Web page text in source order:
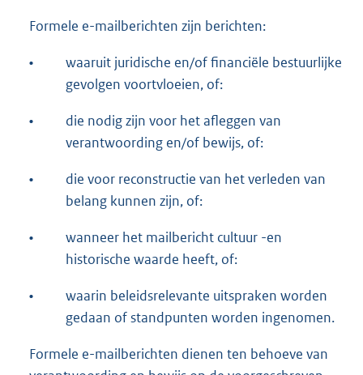
Formele e-mailberichten zijn berichten:
•
waaruit juridische en/of financiële bestuurlijke
gevolgen voortvloeien, of:
•
die nodig zijn voor het afleggen van
verantwoording en/of bewijs, of:
•
die voor reconstructie van het verleden van
belang kunnen zijn, of:
•
wanneer het mailbericht cultuur -en
historische waarde heeft, of:
•
waarin beleidsrelevante uitspraken worden
gedaan of standpunten worden ingenomen.
Formele e-mailberichten dienen ten behoeve van